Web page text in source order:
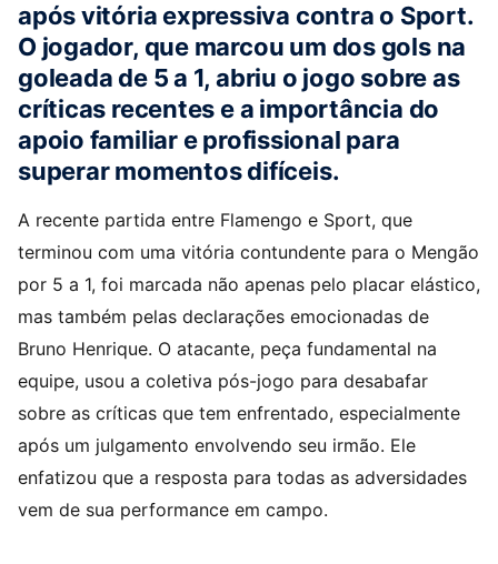
após vitória expressiva contra o Sport.
O jogador, que marcou um dos gols na
goleada de 5 a 1, abriu o jogo sobre as
críticas recentes e a importância do
apoio familiar e profissional para
superar momentos difíceis.
A recente partida entre Flamengo e Sport, que
terminou com uma vitória contundente para o Mengão
por 5 a 1, foi marcada não apenas pelo placar elástico,
mas também pelas declarações emocionadas de
Bruno Henrique. O atacante, peça fundamental na
equipe, usou a coletiva pós-jogo para desabafar
sobre as críticas que tem enfrentado, especialmente
após um julgamento envolvendo seu irmão. Ele
enfatizou que a resposta para todas as adversidades
vem de sua performance em campo.